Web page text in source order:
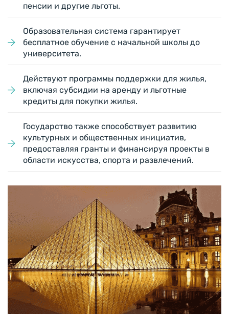
пенсии и другие льготы.
Образовательная система гарантирует
бесплатное обучение с начальной школы до
университета.
Действуют программы поддержки для жилья,
включая субсидии на аренду и льготные
кредиты для покупки жилья.
Государство также способствует развитию
культурных и общественных инициатив,
предоставляя гранты и финансируя проекты в
области искусства, спорта и развлечений.